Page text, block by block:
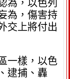
為，以色列
為，傷害持
交上將付出
一樣，以色
逮捕、轟